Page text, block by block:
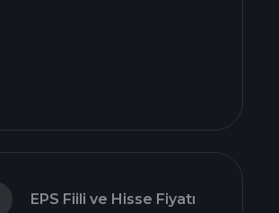
EPS Fiili ve Hisse Fiyatı